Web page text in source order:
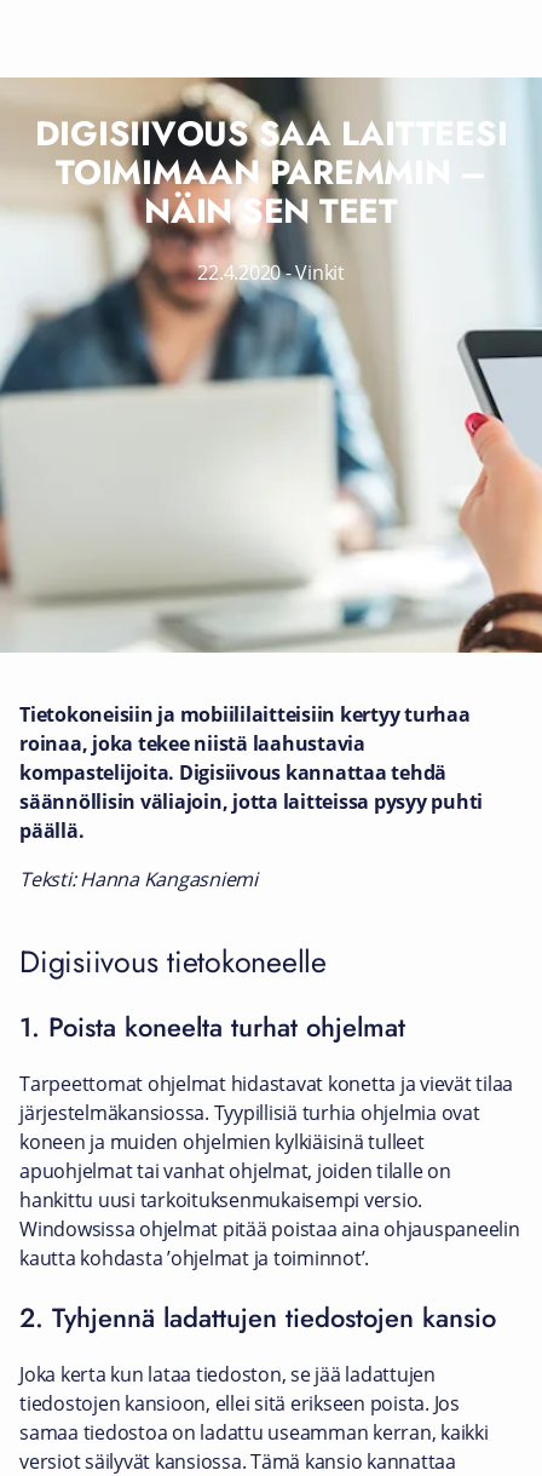
DIGISIIVOUS SAA LAITTEESI
TOIMIMAAN PAREMMIN –
NÄIN SEN TEET
22.4.2020-Vinkit
Tietokoneisiin ja mobiililaitteisiin kertyy turhaa
roinaa, joka tekee niistä laahustavia
kompastelijoita. Digisiivous kannattaa tehdä
säännöllisin väliajoin, jotta laitteissa pysyy puhti
päällä.
Teksti: Hanna Kangasniemi
Digisiivous tietokoneelle
1. Poista koneelta turhat ohjelmat
Tarpeettomat ohjelmat hidastavat konetta ja vievät tilaa
järjestelmäkansiossa. Tyypillisiä turhia ohjelmia ovat
koneen ja muiden ohjelmien kylkiäisinä tulleet
apuohjelmat tai vanhat ohjelmat, joiden tilalle on
hankittu uusi tarkoituksenmukaisempi versio.
Windowsissa ohjelmat pitää poistaa aina ohjauspaneelin
kautta kohdasta ’ohjelmat ja toiminnot’.
2. Tyhjennä ladattujen tiedostojen kansio
Joka kerta kun lataa tiedoston, se jää ladattujen
tiedostojen kansioon, ellei sitä erikseen poista. Jos
samaa tiedostoa on ladattu useamman kerran, kaikki
versiot säilyvät kansiossa. Tämä kansio kannattaa